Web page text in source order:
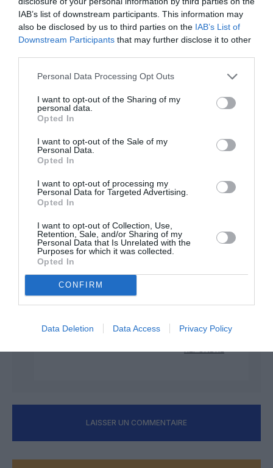
IAB’s list of downstream participants. This information may
also be disclosed by us to third parties on the IAB’s List of
Downstream Participants that may further disclose it to other
Personal Data Processing Opt Outs
I want to opt-out of the Sharing of my
personal data.
Opted In
I want to opt-out of the Sale of my
Personal Data.
Opted In
I want to opt-out of processing my
Personal Data for Targeted Advertising.
Opted In
I want to opt-out of Collection, Use,
Retention, Sale, and/or Sharing of my
Personal Data that Is Unrelated with the
Purposes for which it was collected.
Opted In
CONFIRM
Data Deletion Data Access Privacy Policy
RÉPONDRE
même descendre en dessous de la limite
prescrite.Cependant j’ai terminé des vols en gardant
20 litres sur un reservoir en prévoyant un
fois j’ai interrompu un vol pour refueller car mes
calculs ont été faussés par une fuite de carburant
répendait sous l’aide et s’évaporait sans tomber au
sol.Aprés cet épisode où je serais tombé en mer si
je n’avais pas interrompu le vol je suis devenu bien
RÉPONDRE
Chouchou Loulou
commenté :
plein qu’un réservoir vide!
RÉPONDRE
LAISSER UN COMMENTAIRE